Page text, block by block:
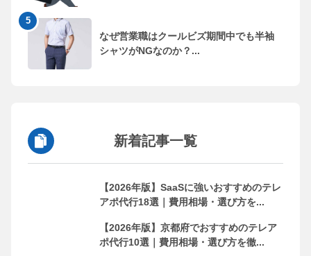
なぜ営業職はクールビズ期間中でも半袖
シャツがNGなのか？...
新着記事一覧
【2026年版】SaaSに強いおすすめのテレ
アポ代行18選｜費用相場・選び方を...
【2026年版】京都府でおすすめのテレア
ポ代行10選｜費用相場・選び方を徹...